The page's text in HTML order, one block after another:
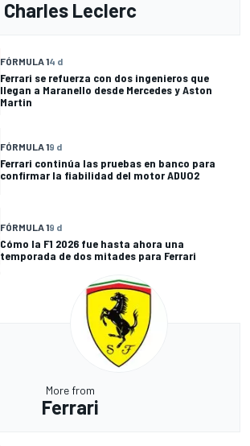
Charles Leclerc
FÓRMULA 14 d
Ferrari se refuerza con dos ingenieros que
llegan a Maranello desde Mercedes y Aston
Martin
FÓRMULA 19 d
Ferrari continúa las pruebas en banco para
confirmar la fiabilidad del motor ADUO2
FÓRMULA 19 d
Cómo la F1 2026 fue hasta ahora una
temporada de dos mitades para Ferrari
More from
Ferrari